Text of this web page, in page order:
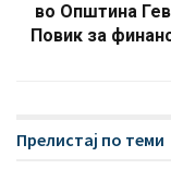
во Општина
Повик за
Прелистај по теми